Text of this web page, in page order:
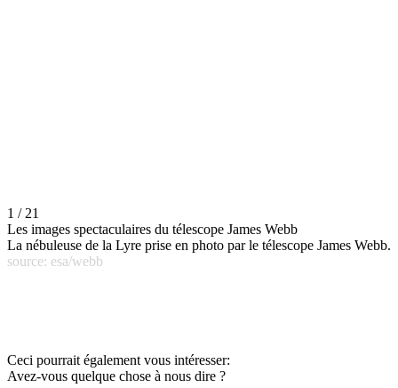
1 / 21
Les images spectaculaires du télescope James Webb
La nébuleuse de la Lyre prise en photo par le télescope James Webb.
source: esa/webb
Ceci pourrait également vous intéresser:
Avez-vous quelque chose à nous dire ?